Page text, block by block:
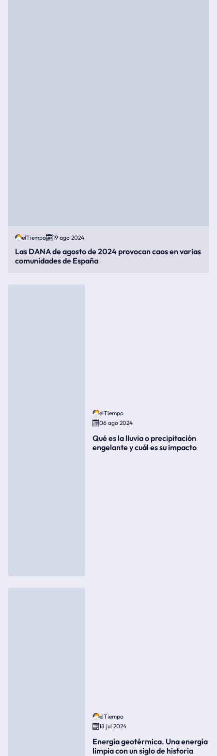
elTiempo 19 ago 2024
Las DANA de agosto de 2024 provocan caos en varias
comunidades de España
elTiempo
06 ago 2024
Qué es la lluvia o precipitación
engelante y cuál es su impacto
elTiempo
18 jul 2024
Energía geotérmica. Una energía
limpia con un siglo de historia